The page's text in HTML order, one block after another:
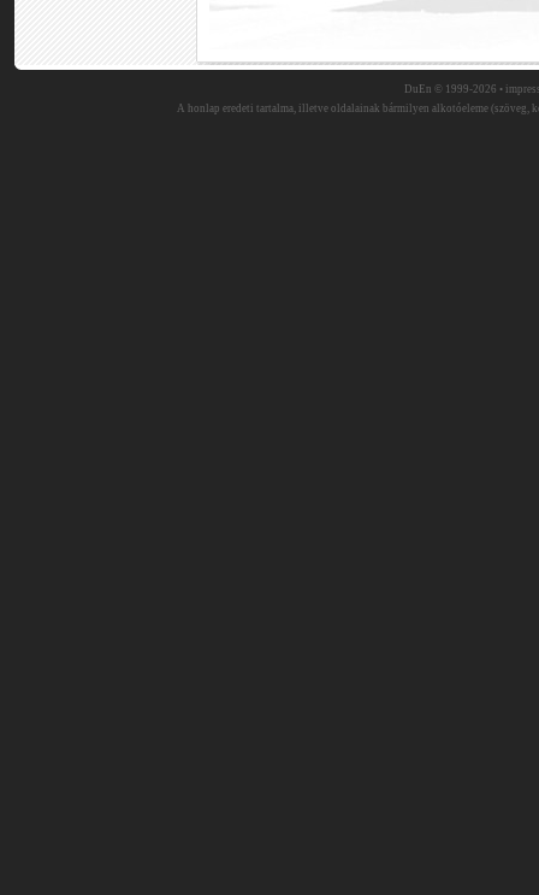
DuEn © 1999-2026 •
A honlap eredeti tartalma, illetve oldalainak bármilyen alkotóeleme (szöveg,